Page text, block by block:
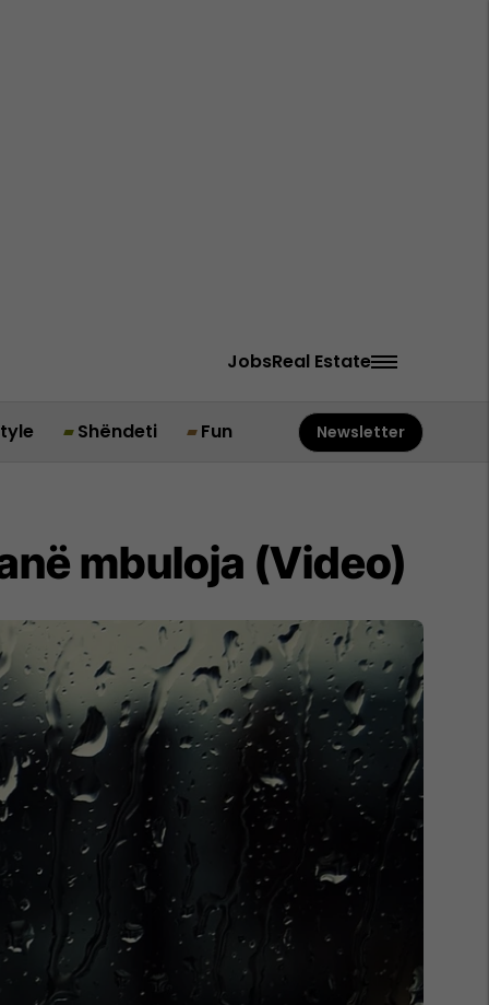
JobsReal Estate
Shëndeti Fun Newsletter
mbuloja (Video)